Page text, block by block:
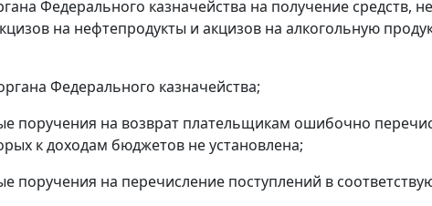
Федерального казначейства на получение средств,
на нефтепродукты и акцизов на алкогольную
Федерального казначейства;
поручения на возврат плательщикам ошибочно
к доходам бюджетов не установлена;
поручения на перечисление поступлений в